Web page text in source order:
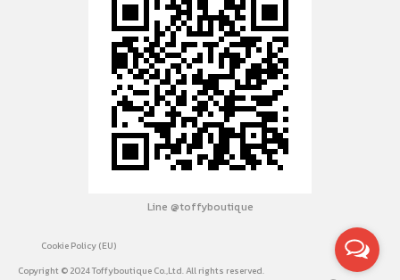
Line @toffyboutique
Cookie Policy (EU)
Copyright © 2024 Toffyboutique Co.,Ltd. All rights reserved.